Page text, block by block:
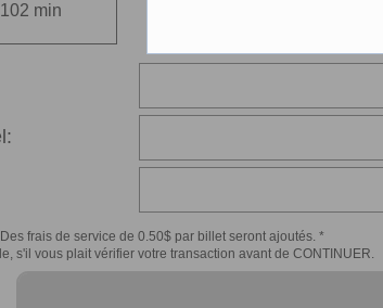
102 min
frais de service de 0.50$ par billet seront ajoutés. *
s'il vous plait vérifier votre transaction avant de CONTINUER.